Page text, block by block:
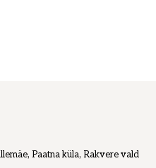
Paatna küla, Rakvere vald